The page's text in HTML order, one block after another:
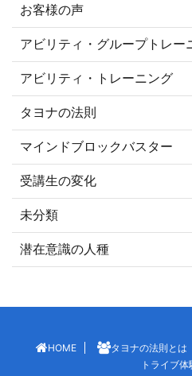
お客様の声
アビリティ・グループトレー
アビリティ・トレーニング
タヨナの法則
マインドブロックバスター
受講生の変化
未分類
潜在意識の人種
HOME タヨナの法則とは
トライブ体